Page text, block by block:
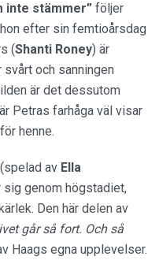
inte stämmer” följer
efter sin femtioårsdag
(Shanti Roney) är
och sanningen
är det dessutom
Petras farhåga väl visar
henne.
av Ella
sig genom högstadiet,
Den här delen av
går så fort. Och så
Haags egna upplevelser.